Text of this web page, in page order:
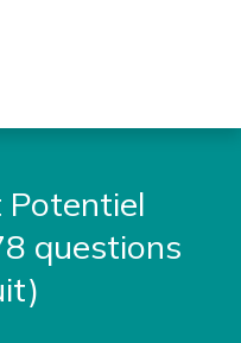
Potentiel
questions